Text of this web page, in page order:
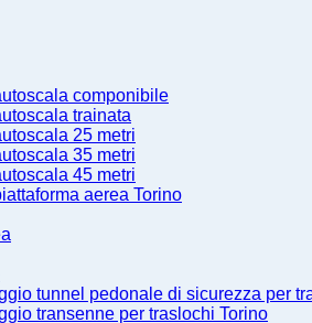
componibile
trainata
25 metri
35 metri
45 metri
aerea Torino
tunnel pedonale di sicurezza per
transenne per traslochi Torino